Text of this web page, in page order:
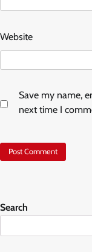
Website
Save my name,
next time I
Search